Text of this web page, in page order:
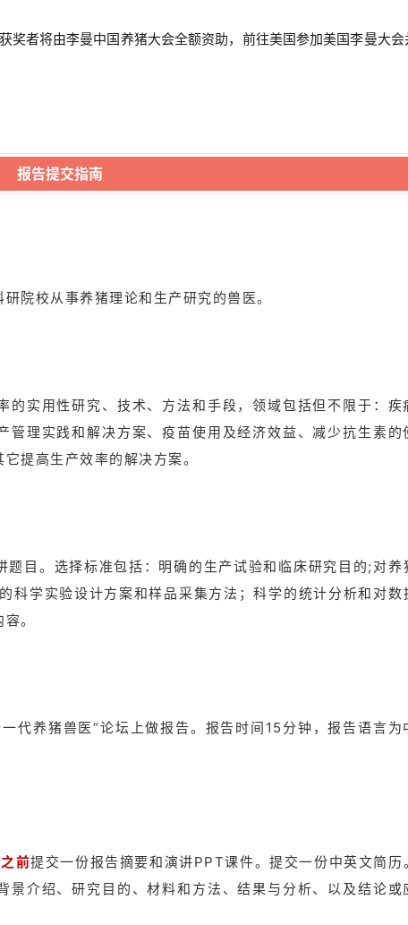
奖者将由李曼中国养猪大会全额资助，前往美国参加美国李曼大会
报告提交指南
院校从事养猪理论和生产研究的兽医。
的实用性研究、技术、方法和手段，领域包括但不限于：疾
管理实践和解决方案、疫苗使用及经济效益、减少抗生素的
提高生产效率的解决方案。
题目。选择标准包括：明确的生产试验和临床研究目的;对养
科学实验设计方案和样品采集方法；科学的统计分析和对数
。
代养猪兽医“论坛上做报告。报告时间15分钟，报告语言为
前提交一份报告摘要和演讲PPT课件。提交一份中英文简历
景介绍、研究目的、材料和方法、结果与分析、以及结论或